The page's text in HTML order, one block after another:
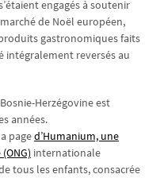
engagés à soutenir
de Noël européen,
gastronomiques faits
intégralement reversés au
Herzégovine est
années.
paged’Humanium, une
internationale
tous les enfants, consacrée